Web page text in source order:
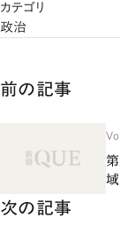
カテゴリ
政治
前の記事
域
次の記事